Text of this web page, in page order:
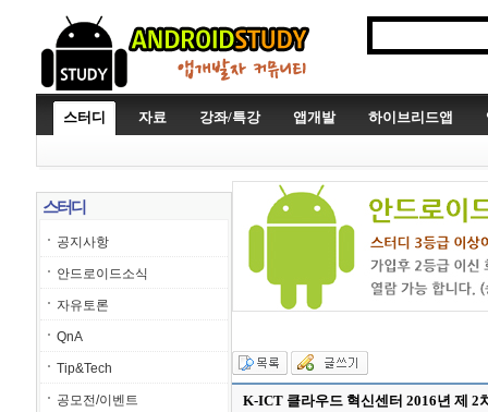
스터디 자료 강좌/특강 앱개발 하이브리드앱
스터디
공지사항
안드로이드소식
자유토론
QnA
Tip&Tech
공모전/이벤트 K-ICT 클라우드 혁신센터 2016년 제 2